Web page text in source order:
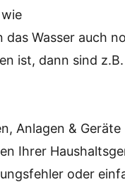
Wasser auch
ist, dann sind
Anlagen & Geräte
Ihrer
oder